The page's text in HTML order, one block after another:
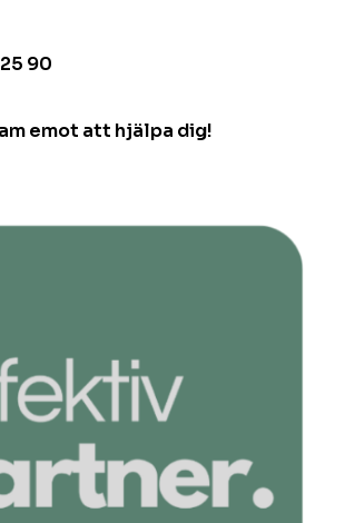
90
emot att hjälpa dig!